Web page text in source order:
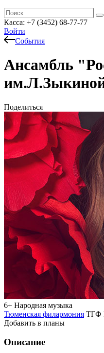
Касса: +7 (3452) 68-77-77
Войти
События
Ансамбль
Поделиться
6+ Народная музыка
Тюменская филармония ТГФ
Добавить в планы
Описание